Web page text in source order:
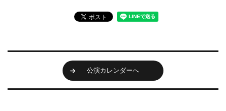
公演カレンダーへ